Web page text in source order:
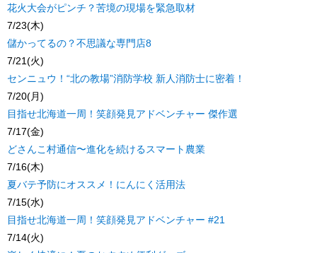
花火大会がピンチ？苦境の現場を緊急取材
7/23(木)
儲かってるの？不思議な専門店8
7/21(火)
センニュウ！“北の教場”消防学校 新人消防士に密着！
7/20(月)
目指せ北海道一周！笑顔発見アドベンチャー 傑作選
7/17(金)
どさんこ村通信〜進化を続けるスマート農業
7/16(木)
夏バテ予防にオススメ！にんにく活用法
7/15(水)
目指せ北海道一周！笑顔発見アドベンチャー #21
7/14(火)